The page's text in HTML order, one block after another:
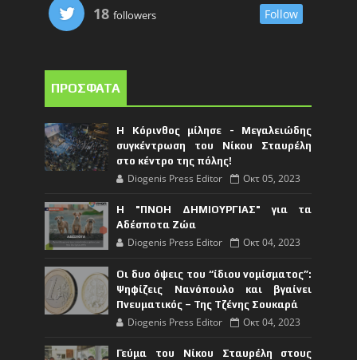
18 followers Follow
ΠΡΟΣΦΑΤΑ
Η Κόρινθος μίλησε - Μεγαλειώδης
συγκέντρωση του Νίκου Σταυρέλη
στο κέντρο της πόλης!
Diogenis Press Editor Οκτ 05, 2023
Η "ΠΝΟΗ ΔΗΜΙΟΥΡΓΙΑΣ" για τα
Αδέσποτα Ζώα
Diogenis Press Editor Οκτ 04, 2023
Οι δυο όψεις του “ίδιου νομίσματος”:
Ψηφίζεις Νανόπουλο και βγαίνει
Πνευματικός – Της Τζένης Σουκαρά
Diogenis Press Editor Οκτ 04, 2023
Γεύμα του Νίκου Σταυρέλη στους